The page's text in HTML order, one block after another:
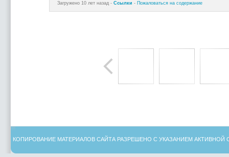
Загружено 10 лет назад - Ссылки - Пожаловаться на содержание
КОПИРОВАНИЕ МАТЕРИАЛОВ САЙТА РАЗРЕШЕНО С УКАЗАНИЕМ АКТИВНОЙ